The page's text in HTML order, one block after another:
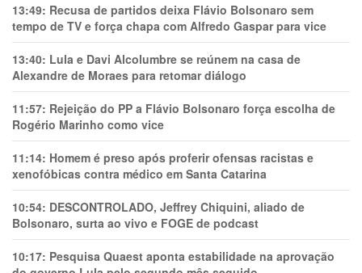
13:49: Recusa de partidos deixa Flávio Bolsonaro sem
tempo de TV e força chapa com Alfredo Gaspar para vice
13:40: Lula e Davi Alcolumbre se reúnem na casa de
Alexandre de Moraes para retomar diálogo
11:57: Rejeição do PP a Flávio Bolsonaro força escolha de
Rogério Marinho como vice
11:14: Homem é preso após proferir ofensas racistas e
xenofóbicas contra médico em Santa Catarina
10:54: DESCONTROLADO, Jeffrey Chiquini, aliado de
Bolsonaro, surta ao vivo e FOGE de podcast
10:17: Pesquisa Quaest aponta estabilidade na aprovação